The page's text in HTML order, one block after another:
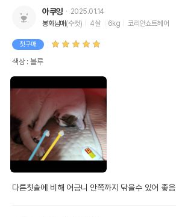
아쿠잉
2025.01.14
봉화남매(수컷) 4살 6kg 코리안쇼트헤어
첫구매
색상 : 블루
다른칫솔에 비해 어금니 안쪽까지 닦을수 있어 좋음